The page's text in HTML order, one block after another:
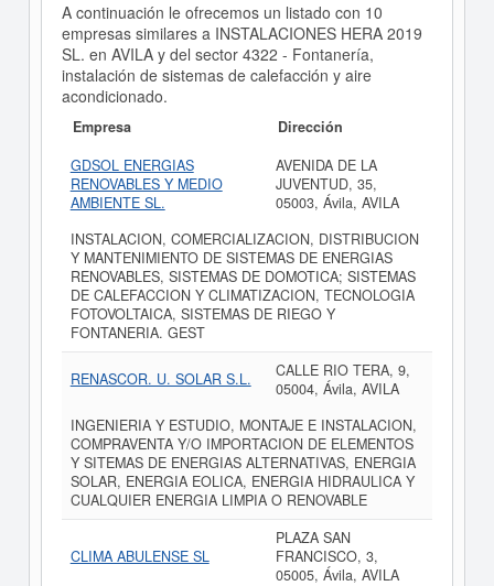
A continuación le ofrecemos un listado con 10
empresas similares a INSTALACIONES HERA 2019
SL. en AVILA y del sector 4322 - Fontanería,
instalación de sistemas de calefacción y aire
acondicionado.
Empresa
Dirección
GDSOL ENERGIAS
RENOVABLES Y MEDIO
AMBIENTE SL.
AVENIDA DE LA
JUVENTUD, 35,
05003, Ávila, AVILA
INSTALACION, COMERCIALIZACION, DISTRIBUCION
Y MANTENIMIENTO DE SISTEMAS DE ENERGIAS
RENOVABLES, SISTEMAS DE DOMOTICA; SISTEMAS
DE CALEFACCION Y CLIMATIZACION, TECNOLOGIA
FOTOVOLTAICA, SISTEMAS DE RIEGO Y
FONTANERIA. GEST
RENASCOR. U. SOLAR S.L.
CALLE RIO TERA, 9,
05004, Ávila, AVILA
INGENIERIA Y ESTUDIO, MONTAJE E INSTALACION,
COMPRAVENTA Y/O IMPORTACION DE ELEMENTOS
Y SITEMAS DE ENERGIAS ALTERNATIVAS, ENERGIA
SOLAR, ENERGIA EOLICA, ENERGIA HIDRAULICA Y
CUALQUIER ENERGIA LIMPIA O RENOVABLE
CLIMA ABULENSE SL
PLAZA SAN
FRANCISCO, 3,
05005, Ávila, AVILA